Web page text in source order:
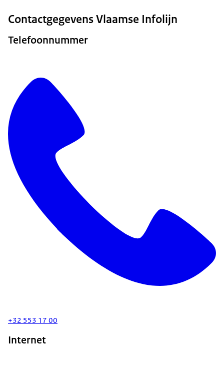
Contactgegevens Vlaamse Infolijn
Telefoonnummer
+32 553 17 00
Internet